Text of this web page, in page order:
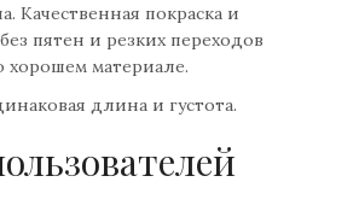
Качественная покраска и
пятен и резких переходов
хорошем материале.
длина и густота.